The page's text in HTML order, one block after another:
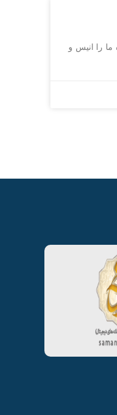
را انیس و